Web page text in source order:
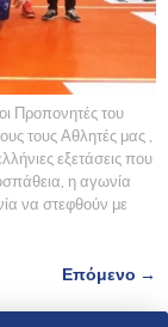
Προπονητές του
τους Αθλητές μας ,
εξετάσεις που
η αγωνία
να στεφθούν με
Επόμενο →